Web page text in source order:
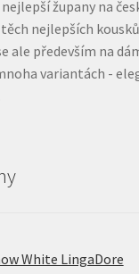
župany na
nejlepších
ale především na
variantách -
White LingaDore